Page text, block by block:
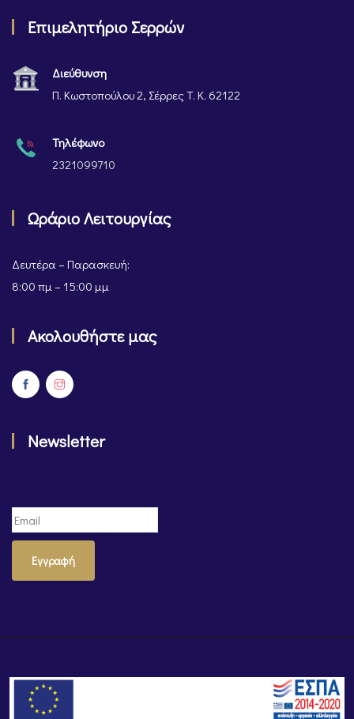
Επιμελητήριο Σερρών
Διεύθυνση
Π. Κωστοπούλου 2, Σέρρες Τ. Κ. 62122
Τηλέφωνο
2321099710
Ωράριο Λειτουργίας
Δευτέρα – Παρασκευή:
8:00 πμ – 15:00 μμ
Ακολουθήστε μας
Newsletter
Εγγραφή